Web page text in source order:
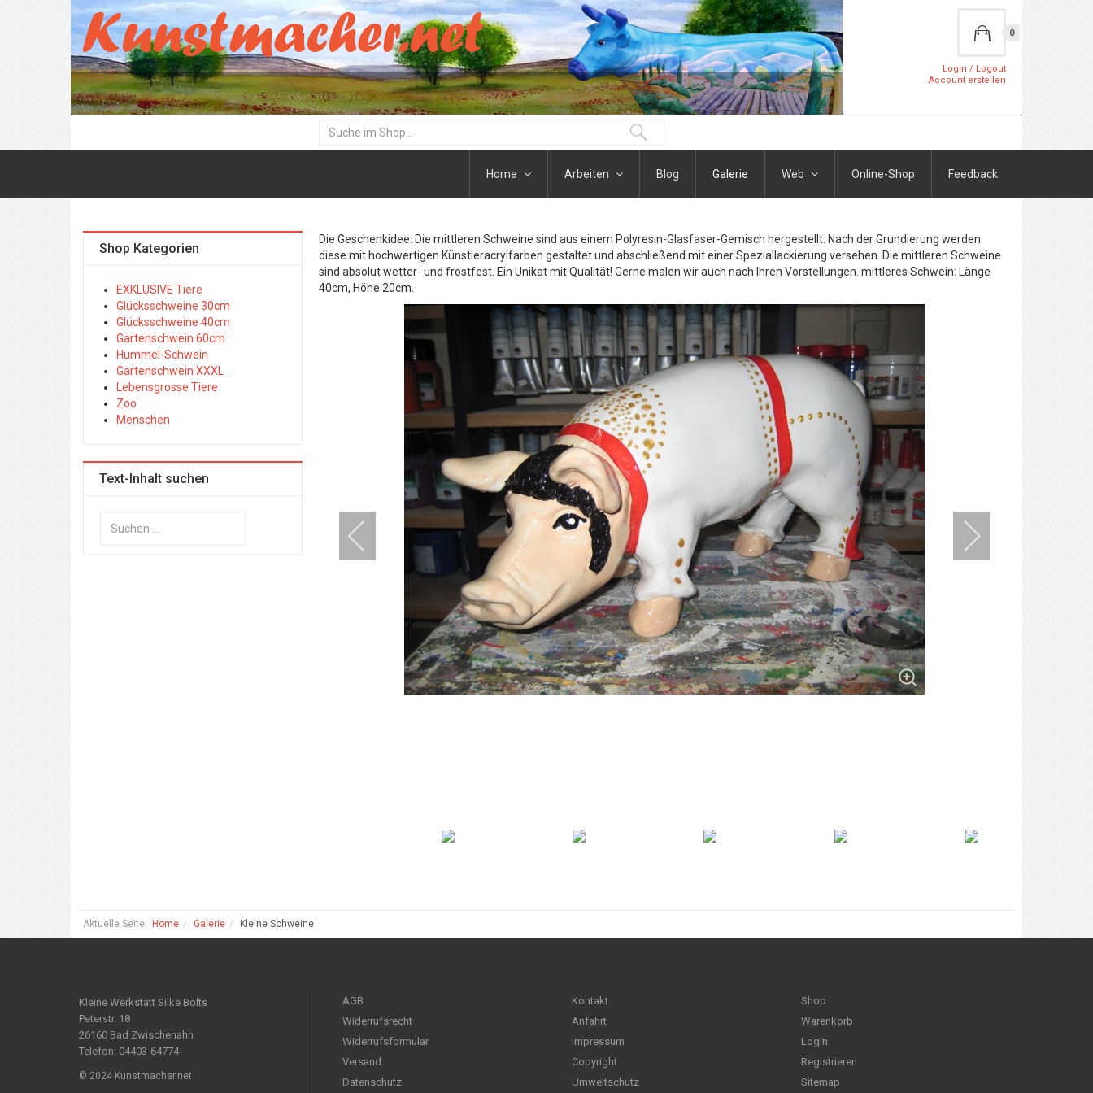
0
Login / Logout
Account erstellen
Home Arbeiten Blog Galerie Web Online-Shop Feedback
Die Geschenkidee: Die mittleren Schweine sind aus einem Polyresin-Glasfaser-Gemisch hergestellt. Nach der Grundierung werden
diese mit hochwertigen Künstleracrylfarben gestaltet und abschließend mit einer Speziallackierung versehen. Die mittleren Schweine
sind absolut wetter- und frostfest. Ein Unikat mit Qualität! Gerne malen wir auch nach Ihren Vorstellungen. mittleres Schwein: Länge
40cm, Höhe 20cm.
Shop Kategorien
EXKLUSIVE Tiere
Glücksschweine 30cm
Glücksschweine 40cm
Gartenschwein 60cm
Hummel-Schwein
Gartenschwein XXXL
Lebensgrosse Tiere
Zoo
Menschen
Text-Inhalt suchen
Aktuelle Seite: Home Galerie Kleine Schweine
Kleine Werkstatt Silke Bölts
Peterstr. 18
26160 Bad Zwischenahn
Telefon: 04403-64774
© 2024 Kunstmacher.net
AGB
Widerrufsrecht
Widerrufsformular
Versand
Datenschutz
Kontakt
Anfahrt
Impressum
Copyright
Umweltschutz
Shop
Warenkorb
Login
Registrieren
Sitemap